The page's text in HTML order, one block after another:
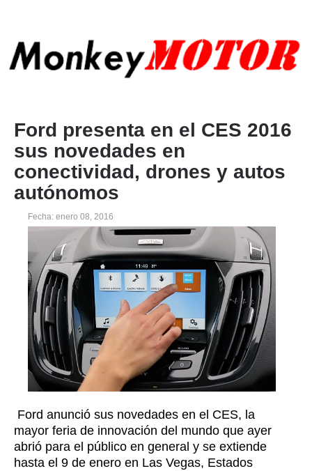
Ford presenta en el CES 2016
sus novedades en
conectividad, drones y autos
autónomos
Fecha: enero 08, 2016
Ford anunció sus novedades en el CES, la
mayor feria de innovación del mundo que ayer
abrió para el público en general y se extiende
hasta el 9 de enero en Las Vegas, Estados